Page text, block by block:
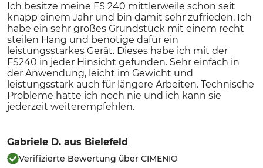
Ich besitze meine FS 240 mittlerweile schon seit
knapp einem Jahr und bin damit sehr zufrieden. Ich
habe ein sehr großes Grundstück mit einem recht
steilen Hang und benötige dafür ein
leistungsstarkes Gerät. Dieses habe ich mit der
FS240 in jeder Hinsicht gefunden. Sehr einfach in
der Anwendung, leicht im Gewicht und
leistungsstark auch für längere Arbeiten. Technische
Probleme hatte ich noch nie und ich kann sie
jederzeit weiterempfehlen.
Gabriele D. aus Bielefeld
Verifizierte Bewertung über CIMENIO